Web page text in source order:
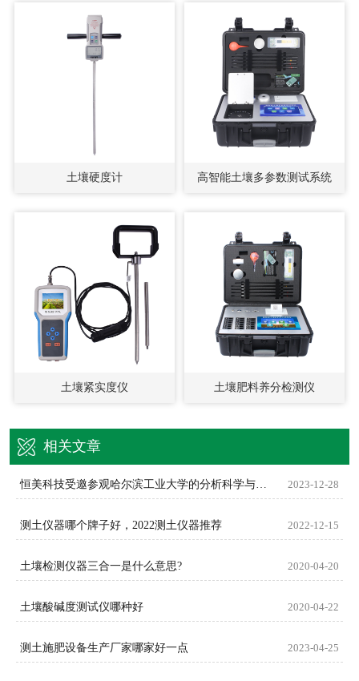
土壤硬度计 高智能土壤多参数测试系统
土壤紧实度仪 土壤肥料养分检测仪
相关文章
2023-12-28
测土仪器哪个牌子好，2022测土仪器推荐 2022-12-15
土壤检测仪器三合一是什么意思? 2020-04-20
土壤酸碱度测试仪哪种好 2020-04-22
测土施肥设备生产厂家哪家好一点 2023-04-25